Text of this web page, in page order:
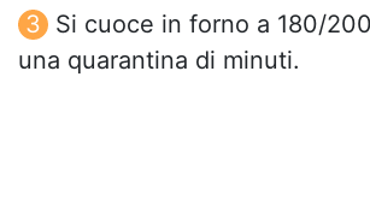
Si cuoce in forno a 180/
una quarantina di minuti.